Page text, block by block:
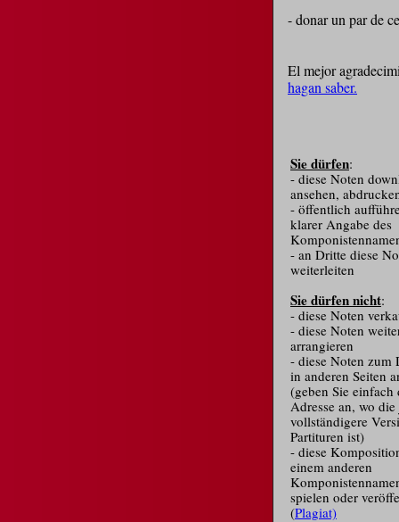
Sie dürfen:
- diese Noten
ansehen,
- öffentlich
klarer Angabe des
- an Dritte diese
weiterleiten
Sie dürfen nicht:
- diese Noten
- diese Noten
arrangieren
- diese Noten zum
in anderen Seiten
(geben Sie einfach
Adresse an, wo
vollständigere
Partituren ist)
- diese
einem anderen
spielen oder
(Plagiat)
- donar un par de
El mejor
hagan saber.